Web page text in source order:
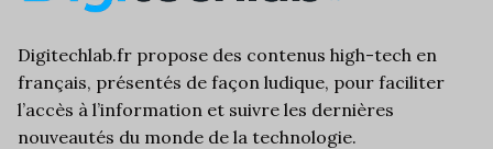
Digitechlab.fr propose des contenus high-tech en
français, présentés de façon ludique, pour faciliter
l’accès à l’information et suivre les dernières
nouveautés du monde de la technologie.